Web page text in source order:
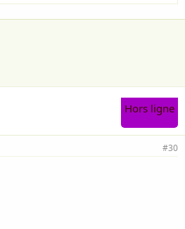
Hors ligne
#30